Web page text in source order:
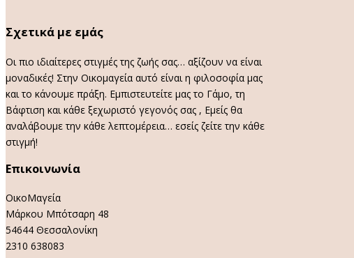
Σχετικά με εμάς
Οι πιο ιδιαίτερες στιγμές της ζωής σας… αξίζουν να είναι
μοναδικές! Στην Οικομαγεία αυτό είναι η φιλοσοφία μας
και το κάνουμε πράξη. Εμπιστευτείτε μας το Γάμο, τη
Βάφτιση και κάθε ξεχωριστό γεγονός σας , Εμείς θα
αναλάβουμε την κάθε λεπτομέρεια… εσείς ζείτε την κάθε
στιγμή!
Επικοινωνία
ΟικοΜαγεία
Μάρκου Μπότσαρη 48
54644 Θεσσαλονίκη
2310 638083